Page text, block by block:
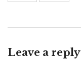
Leave a reply